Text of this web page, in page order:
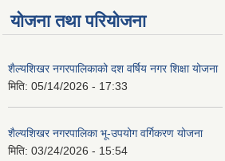
योजना तथा परियोजना
शैल्यशिखर नगरपालिकाको दश वर्षिय नगर शिक्षा योजना
मिति: 05/14/2026 - 17:33
शैल्यशिखर नगरपालिका भू-उपयोग वर्गिकरण योजना
मिति: 03/24/2026 - 15:54